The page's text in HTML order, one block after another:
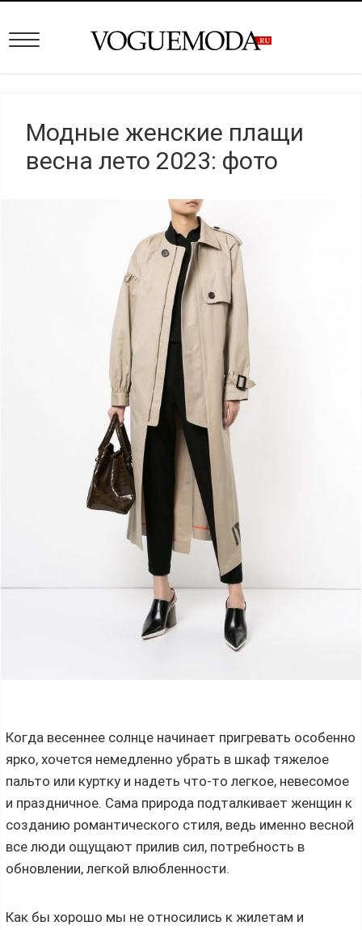
Модные женские плащи
весна лето 2023: фото
Когда весеннее солнце начинает пригревать особенно
ярко, хочется немедленно убрать в шкаф тяжелое
пальто или куртку и надеть что-то легкое, невесомое
и праздничное. Сама природа подталкивает женщин к
созданию романтического стиля, ведь именно весной
все люди ощущают прилив сил, потребность в
обновлении, легкой влюбленности.
Как бы хорошо мы не относились к жилетам и